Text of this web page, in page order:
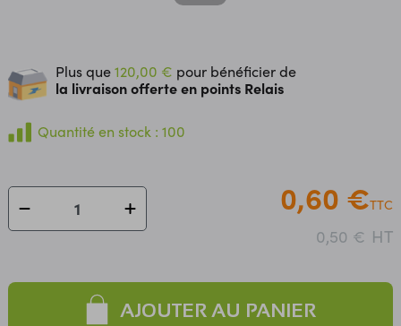
Plus que120,00 € pour bénéficier de
la livraison offerte en points Relais
Quantité en stock : 100
0,60 €TTC
0,50 € HT
AJOUTER AU PANIER